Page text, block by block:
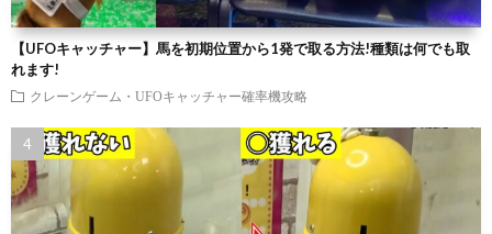
【UFOキャッチャー】馬を初期位置から1発で取る方法!種類は何でも取
れます!
クレーンゲーム・UFOキャッチャー確率機攻略